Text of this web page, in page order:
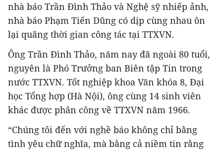
nhà báo Trần Đình Thảo và Nghệ sỹ nhiếp ảnh,
nhà báo Phạm Tiến Dũng có dịp cùng nhau ôn
lại quãng thời gian công tác tại TTXVN.
Ông Trần Đình Thảo, năm nay đã ngoài 80 tuổi,
nguyên là Phó Trưởng ban Biên tập Tin trong
nước TTXVN. Tốt nghiệp khoa Văn khóa 8, Đại
học Tổng hợp (Hà Nội), ông cùng 14 sinh viên
khác được phân công về TTXVN năm 1966.
“Chúng tôi đến với nghề báo không chỉ bằng
tình yêu chữ nghĩa, mà bằng cả niềm tin rằng